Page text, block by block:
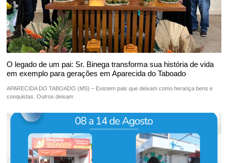
O legado de um pai: Sr. Binega transforma sua história de vida
em exemplo para gerações em Aparecida do Taboado
APARECIDA DO TABOADO (MS) – Existem pais que deixam como herança bens e
conquistas. Outros deixam